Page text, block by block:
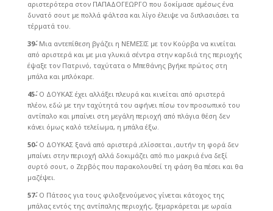
αριστερότερα στον ΠΑΠΑΔΟΓΕΩΡΓΟ που δοκίμασε αμέσως ένα
δυνατό σουτ με πολλά φάλτσα και λίγο έλειψε να διπλασιάσει τα
τέρματά του.
39΄-Μια αντεπίθεση βγάζει η ΝΕΜΕΣΙΣ με τον Κούρβα να κινείται
από αριστερά και με μια γλυκιά σέντρα στην καρδιά της περιοχής
έψαξε τον Πατρινό, ταχύτατα ο Μπεθάνης βγήκε πρώτος στη
μπάλα και μπλόκαρε.
45΄-Ο ΔΟΥΚΑΣ έχει αλλάξει πλευρά και κινείται από αριστερά
πλέον, εδώ με την ταχύτητά του αφήνει πίσω τον προσωπικό του
αντίπαλο και μπαίνει στη μεγάλη περιοχή από πλάγια θέση δεν
κάνει όμως καλό τελείωμα, η μπάλα έξω.
50΄-Ο ΔΟΥΚΑΣ ξανά από αριστερά ,ελίσσεται ,αυτήν τη φορά δεν
μπαίνει στην περιοχή αλλά δοκιμάζει από πιο μακριά ένα δεξί
συρτό σουτ, ο Ζερβός που παρακολουθεί τη φάση θα πέσει και θα
μαζέψει.
57΄-Ο Πάτσος για τους φιλοξενούμενος γίνεται κάτοχος της
μπάλας εντός της αντίπαλης περιοχής, ξεμαρκάρεται με ωραία